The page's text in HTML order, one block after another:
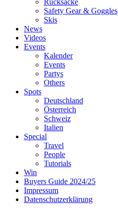
Safety Gear & Goggles
Skis
News
Videos
Events
Kalender
Events
Partys
Others
Spots
Deutschland
Österreich
Schweiz
Italien
Special
Travel
People
Tutorials
Win
Buyers Guide 2024/25
Impressum
Datenschutzerklärung